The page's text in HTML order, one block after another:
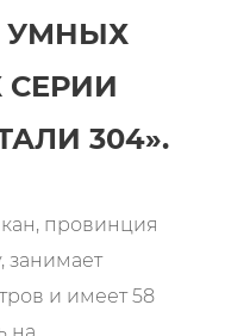
УМНЫХ
304».
провинция
занимает
и имеет 58
на